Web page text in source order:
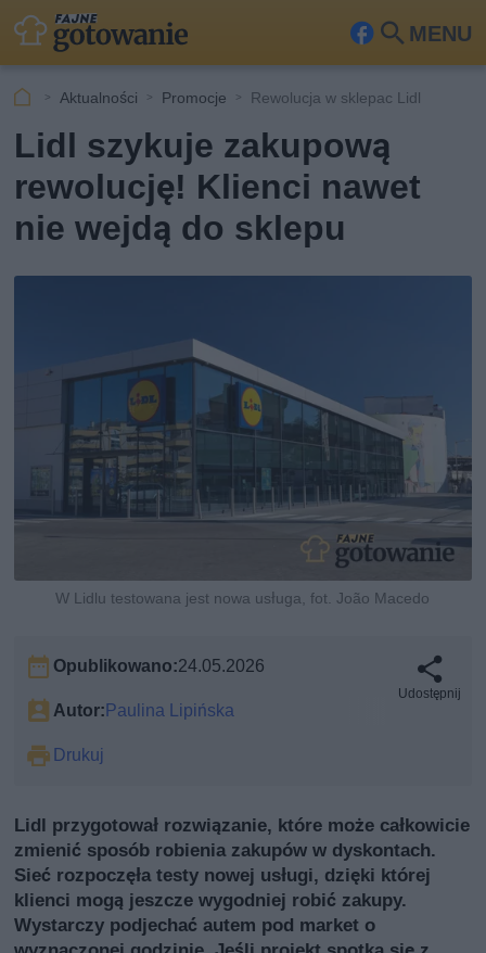
MENU
Fa
ook
Szu
kaj
Aktualności Promocje Rewolucja w sklepac Lidl
Lidl szykuje zakupową
rewolucję! Klienci nawet
nie wejdą do sklepu
W Lidlu testowana jest nowa usługa, fot. João Macedo
Opublikowano:24.05.2026
Autor:Paulina Lipińska
Drukuj
Udostępnij
Lidl przygotował rozwiązanie, które może całkowicie
zmienić sposób robienia zakupów w dyskontach.
Sieć rozpoczęła testy nowej usługi, dzięki której
klienci mogą jeszcze wygodniej robić zakupy.
Wystarczy podjechać autem pod market o